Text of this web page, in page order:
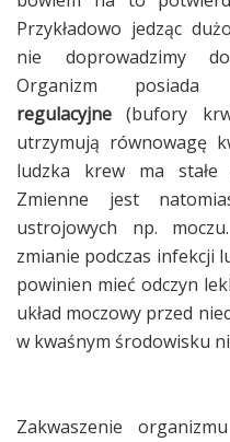
Przykładowo jedząc
nie doprowadzimy
Organizm posiada
regulacyjne (bufory
utrzymują równowagę
ludzka krew ma
Zmienne jest
ustrojowych np.
zmianie podczas infekcji
powinien mieć odczyn
układ moczowy przed
w kwaśnym środowisku
Zakwaszenie